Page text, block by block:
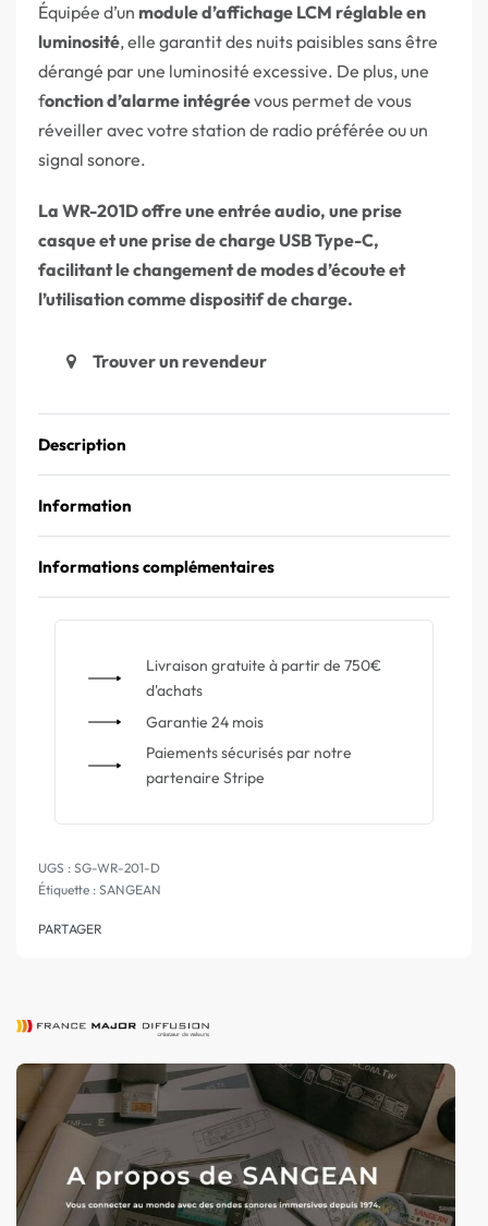
Équipée d’un module d’affichage LCM réglable en
luminosité, elle garantit des nuits paisibles sans être
dérangé par une luminosité excessive. De plus, une
fonction d’alarme intégréevous permet de vous
réveiller avec votre station de radio préférée ou un
signal sonore.
La WR-201D offre une entrée audio, une prise
casque et une prise de charge USB Type-C,
facilitant le changement de modes d’écoute et
l’utilisation comme dispositif de charge.
Trouver un revendeur
Description
Information
Informations complémentaires
Livraison gratuite à partir de 750€
d'achats
Garantie 24 mois
Paiements sécurisés par notre
partenaire Stripe
SG-WR-201-D
Étiquette : SANGEAN
PARTAGER